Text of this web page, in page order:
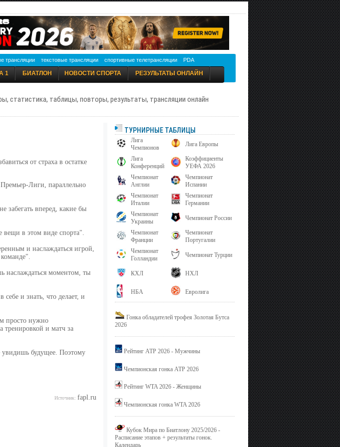
трансляции текстовые трансляции спортивные телетрансляции PDA
1 БИАТЛОН НОВОСТИ СПОРТА РЕЗУЛЬТАТЫ ОНЛАЙН
статистика, таблицы, повторы, результаты, трансляции онлайн
от страха в остатке
Лиги, параллельно
забегать вперед, какие бы
вещи в этом виде спорта".
и наслаждаться игрой,
наслаждаться моментом, ты
и знать, что делает, и
просто нужно
тренировкой и матч за
увидишь будущее. Поэтому
Источник: fapl.ru
ТУРНИРНЫЕ ТАБЛИЦЫ
Лига
Чемпионов
Лига Европы
Лига
Конференций
Коэффициенты
УЕФА 2026
Чемпионат
Англии
Чемпионат
Испании
Чемпионат
Италии
Чемпионат
Германии
Чемпионат
Украины
Чемпионат России
Чемпионат
Франции
Чемпионат
Португалии
Чемпионат
Голландии
Чемпионат Турции
КХЛ НХЛ
НБА Евролига
Гонка обладателей трофея Золотая Бутса
2026
Рейтинг ATP 2026 - Мужчины
Чемпионская гонка ATP 2026
Рейтинг WTA 2026 - Женщины
Чемпионская гонка WTA 2026
Кубок Мира по Биатлону 2025/2026 -
Расписание этапов + результаты гонок.
Календарь